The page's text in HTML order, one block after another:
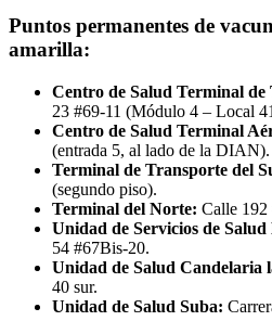
Puntos permanentes de
amarilla:
Centro de Salud Terminal
23 #69-11 (Módulo 4 – Local
Centro de Salud Terminal
(entrada 5, al lado de la DIAN).
Terminal de Transporte del
(segundo piso).
Terminal del Norte: Calle
Unidad de Servicios de
54 #67Bis-20.
Unidad de Salud Candelaria
40 sur.
Unidad de Salud Suba: